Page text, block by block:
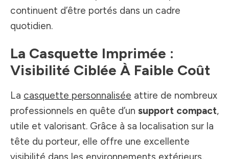
continuent d’être portés dans un cadre
quotidien.
La Casquette Imprimée :
Visibilité Ciblée À Faible Coût
La casquette personnalisée attire de nombreux
professionnels en quête d’un support compact,
utile et valorisant. Grâce à sa localisation sur la
tête du porteur, elle offre une excellente